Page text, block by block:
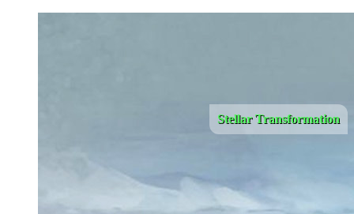
Stellar Transformation